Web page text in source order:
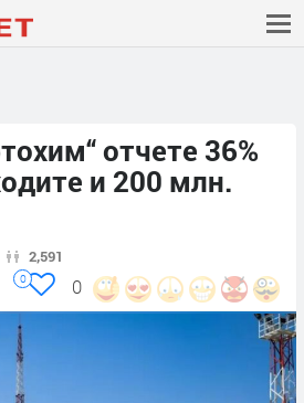
отчете 36%
и 200 млн.
2,591
0
0